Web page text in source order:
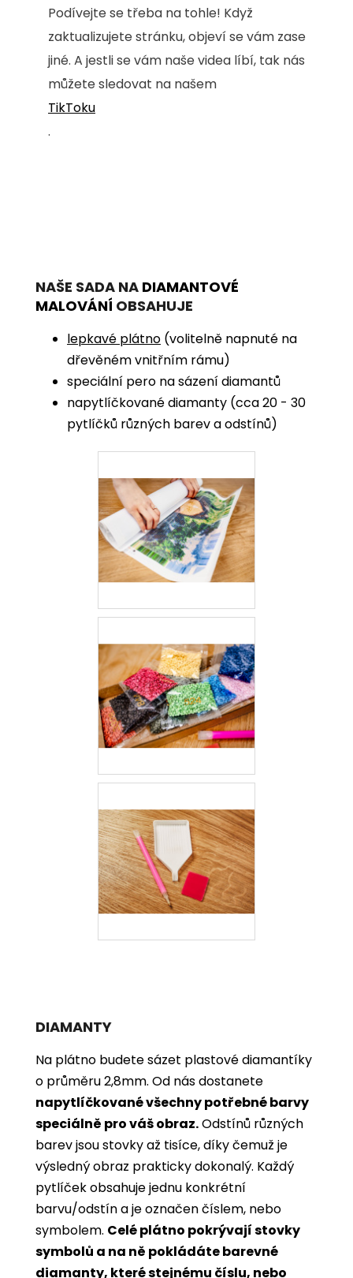
Podívejte se třeba na tohle! Když
zaktualizujete stránku, objeví se vám zase
jiné. A jestli se vám naše videa líbí, tak nás
můžete sledovat na našem
TikToku
.
NAŠE SADA NA DIAMANTOVÉ
MALOVÁNÍ OBSAHUJE
lepkavé plátno (volitelně napnuté na
dřevěném vnitřním rámu)
speciální pero na sázení diamantů
napytlíčkované diamanty (cca 20 - 30
pytlíčků různých barev a odstínů)
DIAMANTY
Na plátno budete sázet plastové diamantíky
o průměru 2,8mm. Od nás dostanete
napytlíčkované všechny potřebné barvy
speciálně pro váš obraz.Odstínů různých
barev jsou stovky až tisíce, díky čemuž je
výsledný obraz prakticky dokonalý. Každý
pytlíček obsahuje jednu konkrétní
barvu/odstín a je označen číslem, nebo
symbolem. Celé plátno pokrývají stovky
symbolů a na ně pokládáte barevné
diamanty, které stejnému číslu, nebo